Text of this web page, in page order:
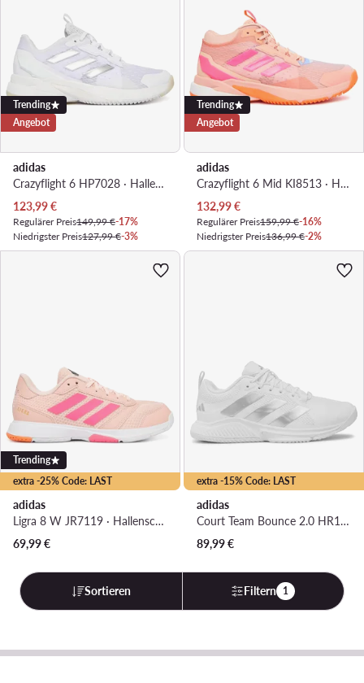
Trending
Angebot
adidas
Crazyflight 6 HP7028 · Hallenschuhe
Aktueller Preis
123,99€
Regulärer Preis149,99 €-17%
Niedrigster Preis127,99 €-3%
Trending
Angebot
adidas
Crazyflight 6 Mid KI8513 · Hallenschuhe
Aktueller Preis
132,99€
Regulärer Preis159,99 €-16%
Niedrigster Preis136,99 €-2%
extra -25% Code: LAST
Trending
adidas
Ligra 8 W JR7119 · Hallenschuhe
69,99€
extra -15% Code: LAST
adidas
Court Team Bounce 2.0 HR1235 · Hallenschuhe
89,99€
Sortieren Filtern 1